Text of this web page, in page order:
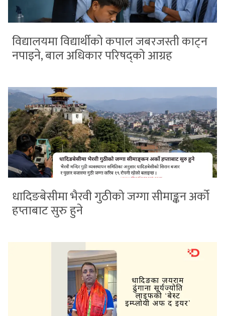
विद्यालयमा विद्यार्थीको कपाल जबरजस्ती काट्न
नपाइने, बाल अधिकार परिषद्को आग्रह
धादिङबेसीमा भैरवी गुठीको जग्गा सीमाङ्कन अर्को
हप्ताबाट सुरु हुने